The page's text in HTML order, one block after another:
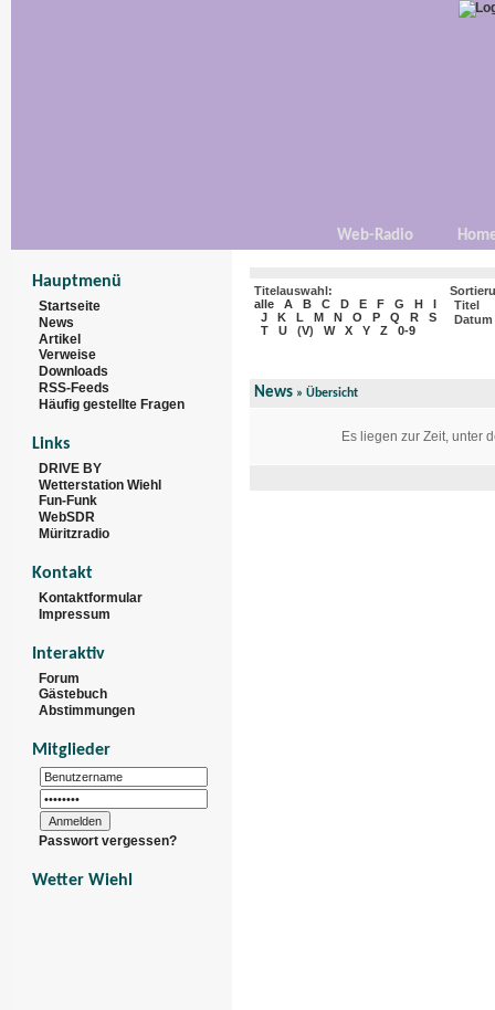
Web-Radio
Hauptmenü
Startseite
News
Artikel
Verweise
Downloads
RSS-Feeds
Häufig gestellte Fragen
Links
DRIVE BY
Wetterstation Wiehl
Fun-Funk
WebSDR
Müritzradio
Kontakt
Kontaktformular
Impressum
Interaktiv
Forum
Gästebuch
Abstimmungen
Mitglieder
Passwort vergessen?
Wetter Wiehl
Titelauswahl:
alle
A B C D E F G H
I
J
K L M N O P Q R
S
T
U (V) W X Y Z 0-9
Titel
Datum
News » Übersicht
Es liegen zur Zeit, unter